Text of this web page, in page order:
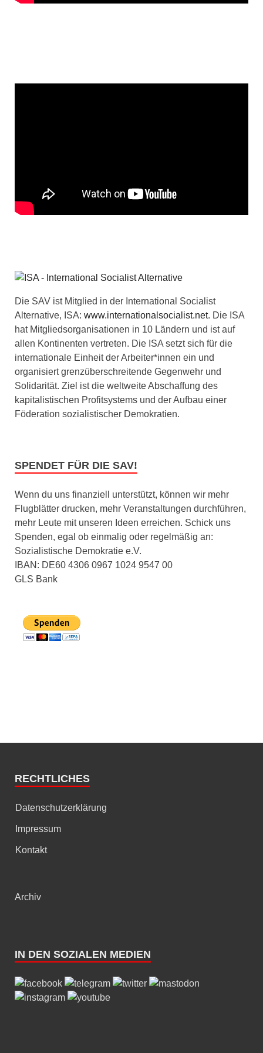
Die SAV ist Mitglied in der International Socialist
Alternative, ISA: www.internationalsocialist.net. Die ISA
hat Mitgliedsorganisationen in 10 Ländern und ist auf
allen Kontinenten vertreten. Die ISA setzt sich für die
internationale Einheit der Arbeiter*innen ein und
organisiert grenzüberschreitende Gegenwehr und
Solidarität. Ziel ist die weltweite Abschaffung des
kapitalistischen Profitsystems und der Aufbau einer
Föderation sozialistischer Demokratien.
SPENDET FÜR DIE SAV!
Wenn du uns finanziell unterstützt, können wir mehr
Flugblätter drucken, mehr Veranstaltungen durchführen,
mehr Leute mit unseren Ideen erreichen. Schick uns
Spenden, egal ob einmalig oder regelmäßig an:
Sozialistische Demokratie e.V.
IBAN: DE60 4306 0967 1024 9547 00
GLS Bank
RECHTLICHES
Datenschutzerklärung
Impressum
Kontakt
Archiv
IN DEN SOZIALEN MEDIEN